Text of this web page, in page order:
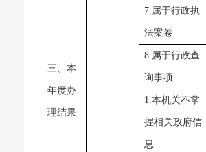
三、本
年度办
理结果
7.属于行政执
法案卷
8.属于行政查
询事项
1.本机关不掌
握相关政府信
息